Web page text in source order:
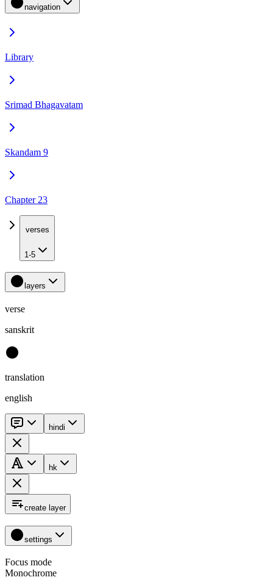
navigation
Library
Srimad Bhagavatam
Skandam 9
Chapter 23
verses
1-5
layers
verse
sanskrit
translation
english
hindi
hk
create layer
settings
Focus mode
Monochrome